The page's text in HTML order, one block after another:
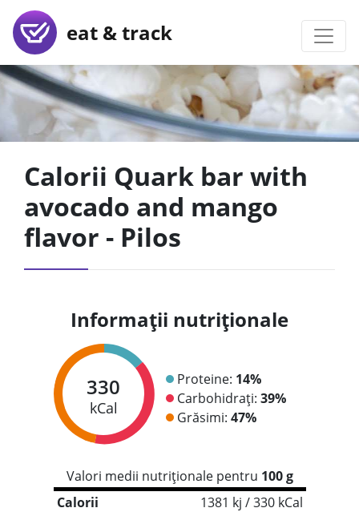
eat & track
Calorii Quark bar with
avocado and mango
flavor - Pilos
Informații nutriționale
330
kCal
Proteine: 14%
Carbohidrați: 39%
Grăsimi: 47%
Valori medii nutriționale pentru 100 g
Calorii
1381 kj / 330 kCal